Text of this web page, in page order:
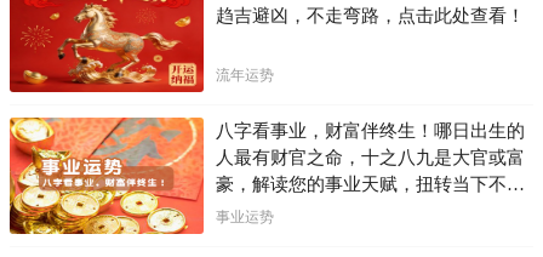
趋吉避凶，不走弯路，点击此处查看！
流年运势
八字看事业，财富伴终生！哪日出生的
人最有财官之命，十之八九是大官或富
豪，解读您的事业天赋，扭转当下不利
困局！！
事业运势